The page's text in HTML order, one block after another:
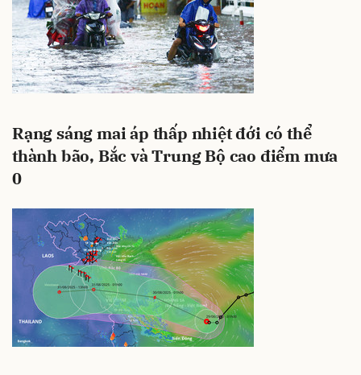
Rạng sáng mai áp thấp nhiệt đới có thể
thành bão, Bắc và Trung Bộ cao điểm mưa
0